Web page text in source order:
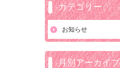
カテゴリー
お知らせ
月別アーカイブ